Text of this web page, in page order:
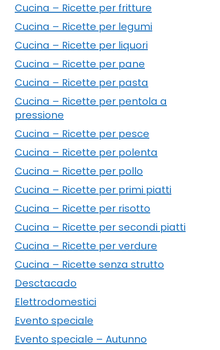
Cucina – Ricette per fritture
Cucina – Ricette per legumi
Cucina – Ricette per liquori
Cucina – Ricette per pane
Cucina – Ricette per pasta
Cucina – Ricette per pentola a
pressione
Cucina – Ricette per pesce
Cucina – Ricette per polenta
Cucina – Ricette per pollo
Cucina – Ricette per primi piatti
Cucina – Ricette per risotto
Cucina – Ricette per secondi piatti
Cucina – Ricette per verdure
Cucina – Ricette senza strutto
Desctacado
Elettrodomestici
Evento speciale
Evento speciale – Autunno